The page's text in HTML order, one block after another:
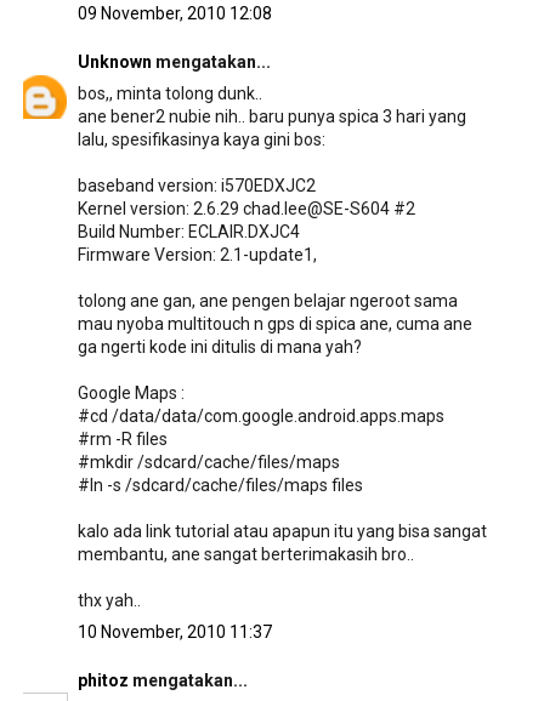
09 November, 2010 12:08
Unknown mengatakan...
bos,, minta tolong dunk..
ane bener2 nubie nih.. baru punya spica 3 hari yang
lalu, spesifikasinya kaya gini bos:
baseband version: i570EDXJC2
Kernel version: 2.6.29 chad.lee@SE-S604 #2
Build Number: ECLAIR.DXJC4
Firmware Version: 2.1-update1,
tolong ane gan, ane pengen belajar ngeroot sama
mau nyoba multitouch n gps di spica ane, cuma ane
ga ngerti kode ini ditulis di mana yah?
Google Maps :
#cd /data/data/com.google.android.apps.maps
#rm -R files
#mkdir /sdcard/cache/files/maps
#ln -s /sdcard/cache/files/maps files
kalo ada link tutorial atau apapun itu yang bisa sangat
membantu, ane sangat berterimakasih bro..
thx yah..
10 November, 2010 11:37
phitoz mengatakan...